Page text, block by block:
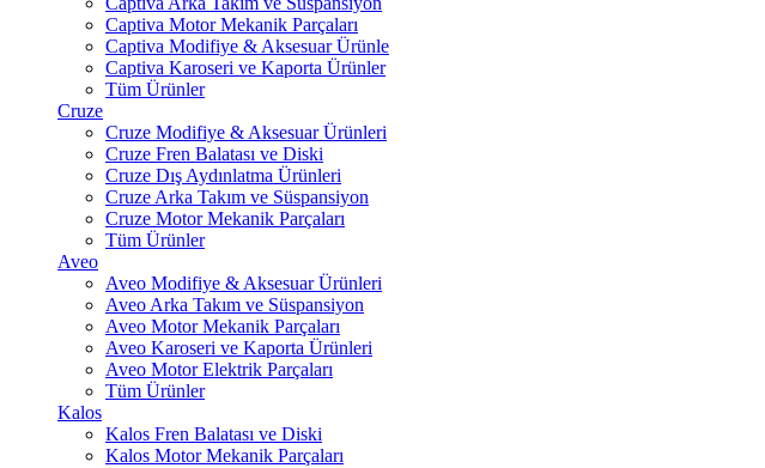
Captiva Motor Mekanik Parçaları
Captiva Modifiye & Aksesuar Ürünle
Captiva Karoseri ve Kaporta Ürünler
Tüm Ürünler
Cruze
Cruze Modifiye & Aksesuar Ürünleri
Cruze Fren Balatası ve Diski
Cruze Dış Aydınlatma Ürünleri
Cruze Arka Takım ve Süspansiyon
Cruze Motor Mekanik Parçaları
Tüm Ürünler
Aveo
Aveo Modifiye & Aksesuar Ürünleri
Aveo Arka Takım ve Süspansiyon
Aveo Motor Mekanik Parçaları
Aveo Karoseri ve Kaporta Ürünleri
Aveo Motor Elektrik Parçaları
Tüm Ürünler
Kalos
Kalos Fren Balatası ve Diski
Kalos Motor Mekanik Parçaları